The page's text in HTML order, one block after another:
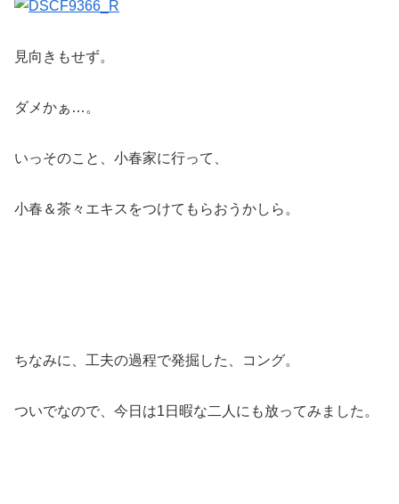
見向きもせず。
ダメかぁ…。
いっそのこと、小春家に行って、
小春＆茶々エキスをつけてもらおうかしら。
ちなみに、工夫の過程で発掘した、コング。
ついでなので、今日は1日暇な二人にも放ってみました。